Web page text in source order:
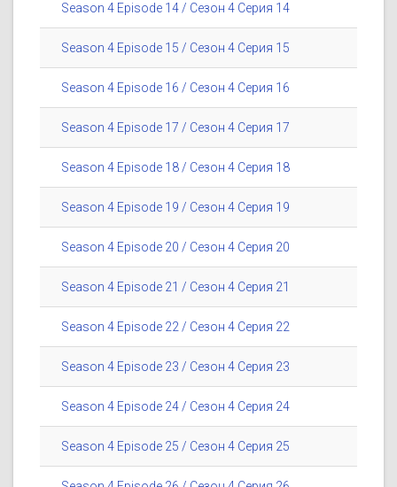
Season 4 Episode 14 / Сезон 4 Серия 14
Season 4 Episode 15 / Сезон 4 Серия 15
Season 4 Episode 16 / Сезон 4 Серия 16
Season 4 Episode 17 / Сезон 4 Серия 17
Season 4 Episode 18 / Сезон 4 Серия 18
Season 4 Episode 19 / Сезон 4 Серия 19
Season 4 Episode 20 / Сезон 4 Серия 20
Season 4 Episode 21 / Сезон 4 Серия 21
Season 4 Episode 22 / Сезон 4 Серия 22
Season 4 Episode 23 / Сезон 4 Серия 23
Season 4 Episode 24 / Сезон 4 Серия 24
Season 4 Episode 25 / Сезон 4 Серия 25